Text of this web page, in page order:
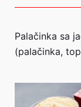
Palačinka sa
(palačinka,